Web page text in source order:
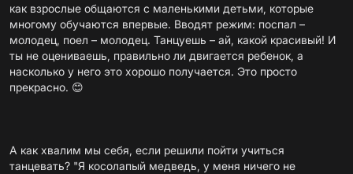
как взрослые общаются с маленькими детьми, которые
многому обучаются впервые. Вводят режим: поспал –
молодец, поел – молодец. Танцуешь – ай, какой красивый! И
ты не оцениваешь, правильно ли двигается ребенок, а
насколько у него это хорошо получается. Это просто
прекрасно. 😊
А как хвалим мы себя, если решили пойти учиться
танцевать? "Я косолапый медведь, у меня ничего не